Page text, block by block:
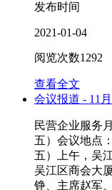
发布时间
2021-01-04
阅览次数1292
查看全文
会议报道 - 11
民营企业服务
五）会议地点
五）上午，吴
吴江区商会大
铮、主席赵军